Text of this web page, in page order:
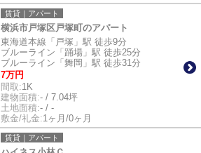
賃貸｜アパート
横浜市戸塚区戸塚町のアパート
東海道本線「戸塚」駅 徒歩9分
ブルーライン「踊場」駅 徒歩25分
ブルーライン「舞岡」駅 徒歩31分
7万円
間取:1K
建物面積:- / 7.04坪
土地面積:- / -
敷金/礼金:1ヶ月/0ヶ月
賃貸｜アパート